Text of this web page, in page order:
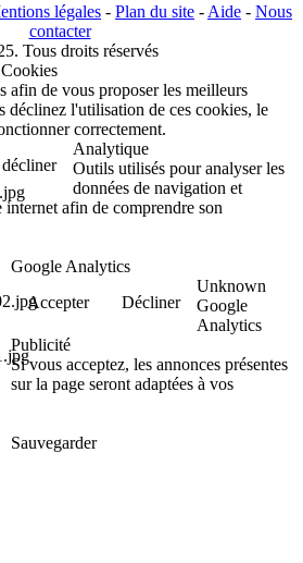
légales - Plan du site - Aide - Nous
contacter
Tous droits réservés
afin de vous proposer les meilleurs
déclinez l'utilisation de ces cookies, le
correctement.
Analytique
Outils utilisés pour analyser les
données de navigation et
afin de comprendre son
Google Analytics
Accepter
Décliner
Unknown
Google
Analytics
Publicité
Si vous acceptez, les annonces présentes
sur la page seront adaptées à vos
Sauvegarder